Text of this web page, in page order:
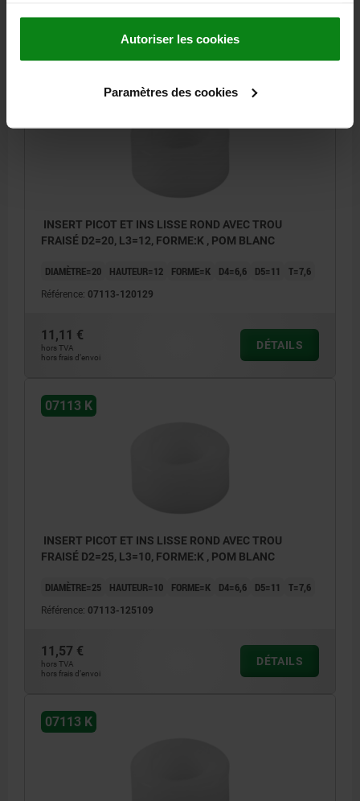
Autoriser les cookies
Paramètres des cookies
11,00 €
INSERT PICOT ET INS LISSE ROND AVEC TROU
FRAISÉ D2=20, L3=12, FORME:K , POM BLANC
DIAMÈTRE=20 HAUTEUR=12 FORME=K D4=6,6 D5=11 T=7,6
Référence: 07113-120129
11,11 €
hors TVA
hors frais d’envoi
DÉTAILS
07113 K
INSERT PICOT ET INS LISSE ROND AVEC TROU
FRAISÉ D2=25, L3=10, FORME:K , POM BLANC
DIAMÈTRE=25 HAUTEUR=10 FORME=K D4=6,6 D5=11 T=7,6
Référence: 07113-125109
11,57 €
hors TVA
hors frais d’envoi
DÉTAILS
07113 K